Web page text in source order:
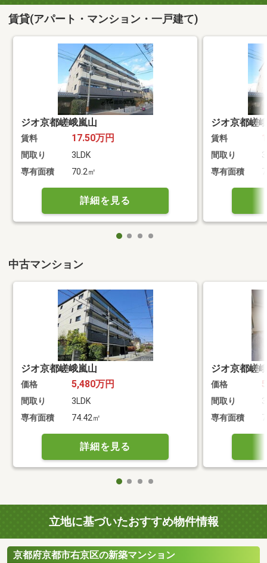
賃貸(アパート・マンション・一戸建て)
ジオ京都嵯峨嵐山
賃料 17.50万円
間取り
3LDK
専有面積
70.2㎡
詳細を見る
ジオ京都嵯
賃料
間取り
専有面積
中古マンション
ジオ京都嵯峨嵐山
価格 5,480万円
間取り
3LDK
専有面積
74.42㎡
詳細を見る
ジオ京都嵯
価格
間取り
専有面積
立地に基づいたおすすめ物件情報
京都府京都市右京区の新築マンション